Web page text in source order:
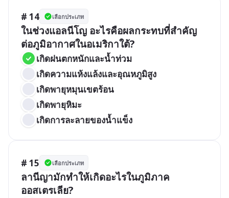
# 14 เลือกประเภท
ในช่วงแอลนีโญ อะไรคือผลกระทบที่สำคัญ
ต่อภูมิอากาศในอเมริกาใต้?
เกิดฝนตกหนักและน้ำท่วม
เกิดความแห้งแล้งและอุณหภูมิสูง
เกิดพายุหมุนเขตร้อน
เกิดพายุหิมะ
เกิดการละลายของน้ำแข็ง
# 15 เลือกประเภท
ลานีญามักทำให้เกิดอะไรในภูมิภาค
ออสเตรเลีย?